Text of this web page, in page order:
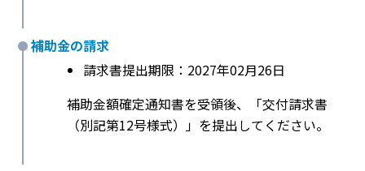
補助金の請求
請求書提出期限：2027年02月26日
補助金額確定通知書を受領後、「交付請求書
（別記第12号様式）」を提出してください。